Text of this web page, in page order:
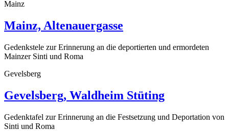
Mainz
Mainz, Altenauergasse
Gedenkstele zur Erinnerung an die deportierten und ermordeten
Mainzer Sinti und Roma
Gevelsberg
Gevelsberg, Waldheim Stüting
Gedenktafel zur Erinnerung an die Festsetzung und Deportation von
Sinti und Roma